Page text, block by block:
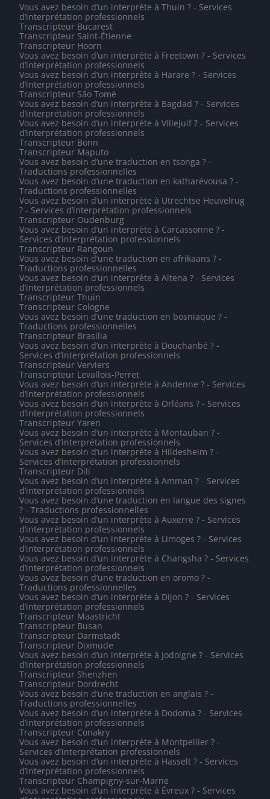
Vous avez besoin d’un interprète à Thuin ? - Services
d’interprétation professionnels
Transcripteur Bucarest
Transcripteur Saint-Étienne
Transcripteur Hoorn
Vous avez besoin d’un interprète à Freetown ? - Services
d’interprétation professionnels
Vous avez besoin d’un interprète à Harare ? - Services
d’interprétation professionnels
Transcripteur São Tomé
Vous avez besoin d’un interprète à Bagdad ? - Services
d’interprétation professionnels
Vous avez besoin d’un interprète à Villejuif ? - Services
d’interprétation professionnels
Transcripteur Bonn
Transcripteur Maputo
Vous avez besoin d’une traduction en tsonga ? -
Traductions professionnelles
Vous avez besoin d’une traduction en katharévousa ? -
Traductions professionnelles
Vous avez besoin d’un interprète à Utrechtse Heuvelrug
? - Services d’interprétation professionnels
Transcripteur Oudenburg
Vous avez besoin d’un interprète à Carcassonne ? -
Services d’interprétation professionnels
Transcripteur Rangoun
Vous avez besoin d’une traduction en afrikaans ? -
Traductions professionnelles
Vous avez besoin d’un interprète à Altena ? - Services
d’interprétation professionnels
Transcripteur Thuin
Transcripteur Cologne
Vous avez besoin d’une traduction en bosniaque ? -
Traductions professionnelles
Transcripteur Brasilia
Vous avez besoin d’un interprète à Douchanbé ? -
Services d’interprétation professionnels
Transcripteur Verviers
Transcripteur Levallois-Perret
Vous avez besoin d’un interprète à Andenne ? - Services
d’interprétation professionnels
Vous avez besoin d’un interprète à Orléans ? - Services
d’interprétation professionnels
Transcripteur Yaren
Vous avez besoin d’un interprète à Montauban ? -
Services d’interprétation professionnels
Vous avez besoin d’un interprète à Hildesheim ? -
Services d’interprétation professionnels
Transcripteur Dili
Vous avez besoin d’un interprète à Amman ? - Services
d’interprétation professionnels
Vous avez besoin d’une traduction en langue des signes
? - Traductions professionnelles
Vous avez besoin d’un interprète à Auxerre ? - Services
d’interprétation professionnels
Vous avez besoin d’un interprète à Limoges ? - Services
d’interprétation professionnels
Vous avez besoin d’un interprète à Changsha ? - Services
d’interprétation professionnels
Vous avez besoin d’une traduction en oromo ? -
Traductions professionnelles
Vous avez besoin d’un interprète à Dijon ? - Services
d’interprétation professionnels
Transcripteur Maastricht
Transcripteur Busan
Transcripteur Darmstadt
Transcripteur Dixmude
Vous avez besoin d’un interprète à Jodoigne ? - Services
d’interprétation professionnels
Transcripteur Shenzhen
Transcripteur Dordrecht
Vous avez besoin d’une traduction en anglais ? -
Traductions professionnelles
Vous avez besoin d’un interprète à Dodoma ? - Services
d’interprétation professionnels
Transcripteur Conakry
Vous avez besoin d’un interprète à Montpellier ? -
Services d’interprétation professionnels
Vous avez besoin d’un interprète à Hasselt ? - Services
d’interprétation professionnels
Transcripteur Champigny-sur-Marne
Vous avez besoin d’un interprète à Évreux ? - Services